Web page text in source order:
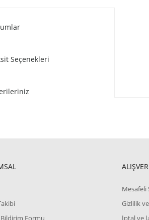
Seçenekleri
Formu
Mesafeli
Gizlilik
İptal ve